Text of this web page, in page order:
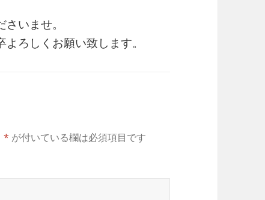
いませ。
ろしくお願い致します。
* が付いている欄は必須項目です